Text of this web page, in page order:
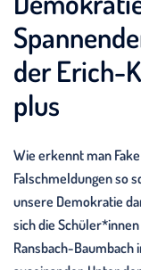
der Erich-
plus
Wie erkennt man
Falschmeldungen so
unsere Demokratie
sich die
Ransbach-Baumbach